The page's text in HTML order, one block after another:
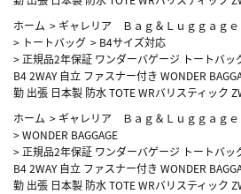
ホーム > ギャレリア Ｂａｇ＆Ｌｕｇｇａｇｅ
> トートバッグ > B4サイズ対応
> 正規品2年保証 ワンダーバゲージ トートバッ
B4 2WAY 自立 ファスナー付き WONDER
勤 出張 日本製 防水 TOTE WRバリスティック
ホーム > ギャレリア Ｂａｇ＆Ｌｕｇｇａｇｅ
>WONDER BAGGAGE
> 正規品2年保証 ワンダーバゲージ トートバッ
B4 2WAY 自立 ファスナー付き WONDER
勤 出張 日本製 防水 TOTE WRバリスティック